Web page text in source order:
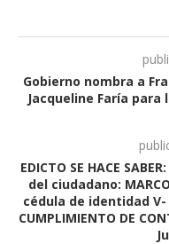
Gobierno nombra a
Jacqueline Faría para
EDICTO SE HACE
del ciudadano:
cédula de identidad
CUMPLIMIENTO DE